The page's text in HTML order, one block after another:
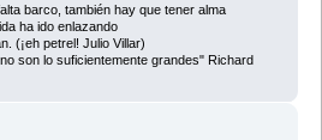
barco, también hay que tener alma
ha ido enlazando
(¡eh petrel! Julio Villar)
son lo suficientemente grandes" Richard